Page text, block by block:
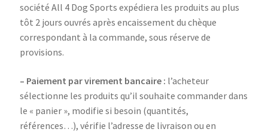
société All 4 Dog Sports expédiera les produits au plus
tôt 2 jours ouvrés après encaissement du chèque
correspondant à la commande, sous réserve de
provisions.
– Paiement par virement bancaire : l’acheteur
sélectionne les produits qu’il souhaite commander dans
le « panier », modifie si besoin (quantités,
références…), vérifie l’adresse de livraison ou en